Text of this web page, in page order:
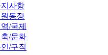
사항
동정
/국제
/문화
/구직